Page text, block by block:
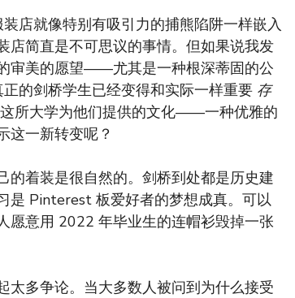
店就像特别有吸引力的捕熊陷阱一样嵌入
店简直是不可思议的事情。但如果说我发
审美的愿望——尤其是一种根深蒂固的公
的剑桥学生已经变得和实际一样重要 存
所大学为他们提供的文化——一种优雅的
这一新转变呢？
的着装是很自然的。剑桥到处都是历史建
是 Pinterest 板爱好者的梦想成真。可以
愿意用 2022 年毕业生的连帽衫毁掉一张
太多争论。当大多数人被问到为什么接受